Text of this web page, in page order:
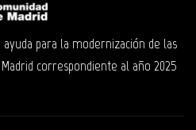
ayuda para la modernización de las
correspondiente al año 2025